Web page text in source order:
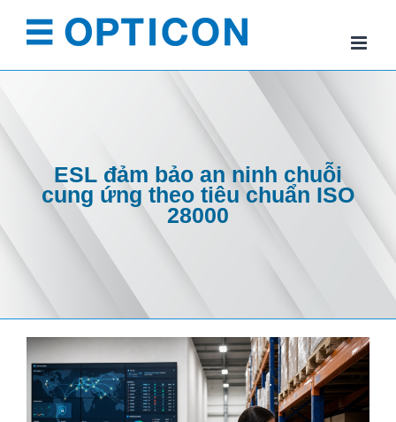
content
ESL đảm bảo an ninh chuỗi
cung ứng theo tiêu chuẩn ISO
28000